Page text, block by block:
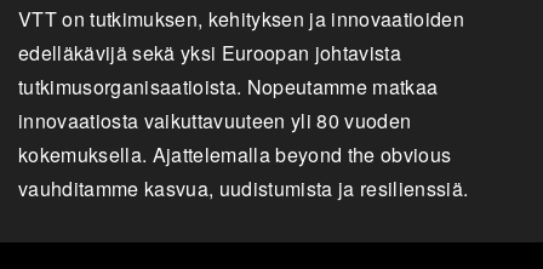
VTT on tutkimuksen, kehityksen ja innovaatioiden
edelläkävijä sekä yksi Euroopan johtavista
tutkimusorganisaatioista. Nopeutamme matkaa
innovaatiosta vaikuttavuuteen yli 80 vuoden
kokemuksella. Ajattelemalla beyond the obvious
vauhditamme kasvua, uudistumista ja resilienssiä.